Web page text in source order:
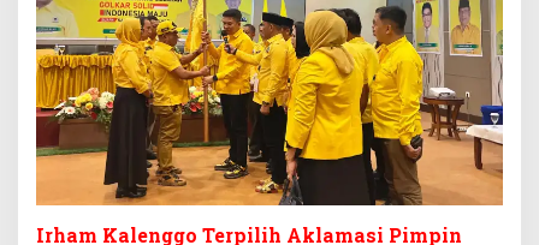
Irham Kalenggo Terpilih Aklamasi Pimpin